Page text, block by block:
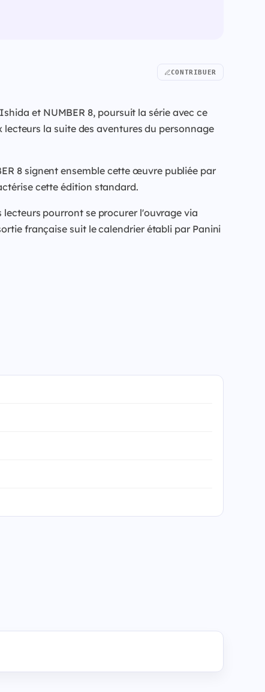
CONTRIBUER
et NUMBER 8, poursuit la série avec ce
la suite des aventures du personnage
8 signent ensemble cette œuvre publiée par
cette édition standard.
pourront se procurer l'ouvrage via
française suit le calendrier établi par Panini